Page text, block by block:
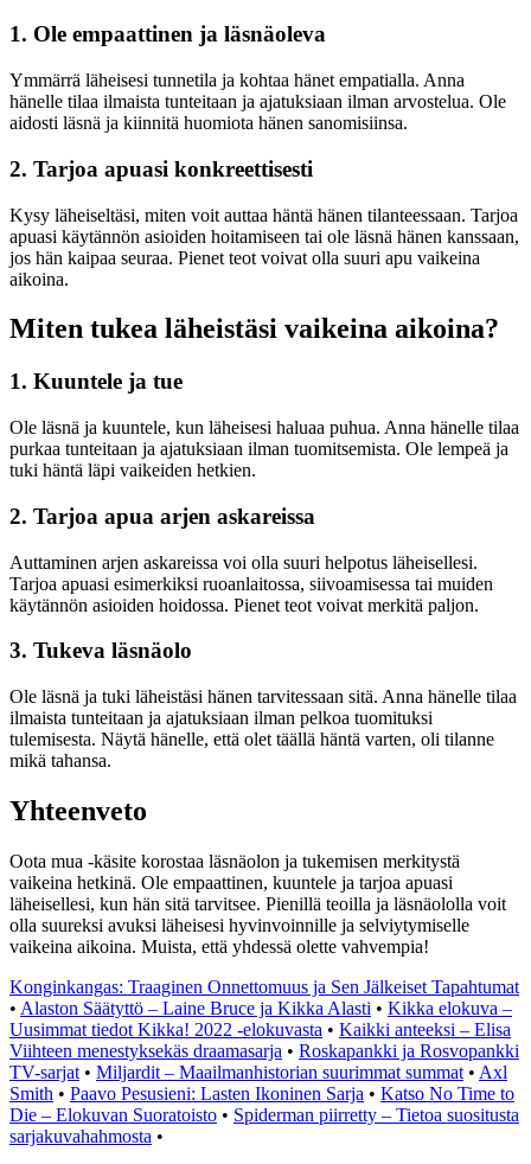
1. Ole empaattinen ja läsnäoleva
Ymmärrä läheisesi tunnetila ja kohtaa hänet empatialla. Anna
hänelle tilaa ilmaista tunteitaan ja ajatuksiaan ilman arvostelua. Ole
aidosti läsnä ja kiinnitä huomiota hänen sanomisiinsa.
2. Tarjoa apuasi konkreettisesti
Kysy läheiseltäsi, miten voit auttaa häntä hänen tilanteessaan. Tarjoa
apuasi käytännön asioiden hoitamiseen tai ole läsnä hänen kanssaan,
jos hän kaipaa seuraa. Pienet teot voivat olla suuri apu vaikeina
aikoina.
Miten tukea läheistäsi vaikeina aikoina?
1. Kuuntele ja tue
Ole läsnä ja kuuntele, kun läheisesi haluaa puhua. Anna hänelle tilaa
purkaa tunteitaan ja ajatuksiaan ilman tuomitsemista. Ole lempeä ja
tuki häntä läpi vaikeiden hetkien.
2. Tarjoa apua arjen askareissa
Auttaminen arjen askareissa voi olla suuri helpotus läheisellesi.
Tarjoa apuasi esimerkiksi ruoanlaitossa, siivoamisessa tai muiden
käytännön asioiden hoidossa. Pienet teot voivat merkitä paljon.
3. Tukeva läsnäolo
Ole läsnä ja tuki läheistäsi hänen tarvitessaan sitä. Anna hänelle tilaa
ilmaista tunteitaan ja ajatuksiaan ilman pelkoa tuomituksi
tulemisesta. Näytä hänelle, että olet täällä häntä varten, oli tilanne
mikä tahansa.
Yhteenveto
Oota mua -käsite korostaa läsnäolon ja tukemisen merkitystä
vaikeina hetkinä. Ole empaattinen, kuuntele ja tarjoa apuasi
läheisellesi, kun hän sitä tarvitsee. Pienillä teoilla ja läsnäololla voit
olla suureksi avuksi läheisesi hyvinvoinnille ja selviytymiselle
vaikeina aikoina. Muista, että yhdessä olette vahvempia!
Konginkangas: Traaginen Onnettomuus ja Sen Jälkeiset Tapahtumat
• Alaston Säätyttö – Laine Bruce ja Kikka Alasti • Kikka elokuva –
Uusimmat tiedot Kikka! 2022 -elokuvasta • Kaikki anteeksi – Elisa
Viihteen menestyksekäs draamasarja • Roskapankki ja Rosvopankki
TV-sarjat • Miljardit – Maailmanhistorian suurimmat summat • Axl
Smith • Paavo Pesusieni: Lasten Ikoninen Sarja • Katso No Time to
Die – Elokuvan Suoratoisto • Spiderman piirretty – Tietoa suositusta
sarjakuvahahmosta •